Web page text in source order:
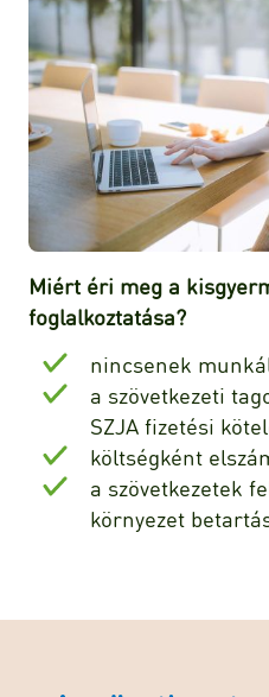
Miért éri meg a
foglalkoztatása?
nincsenek
a szövetkezeti
SZJA fizetési
költségként
a szövetkezetek
környezet